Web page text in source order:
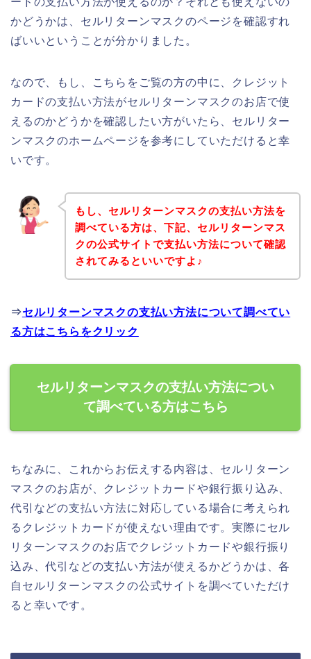
かどうかは、セルリターンマスクのページを確認すれ
ばいいということが分かりました。
なので、もし、こちらをご覧の方の中に、クレジット
カードの支払い方法がセルリターンマスクのお店で使
えるのかどうかを確認したい方がいたら、セルリター
ンマスクのホームページを参考にしていただけると幸
いです。
もし、セルリターンマスクの支払い方法を
調べている方は、下記、セルリターンマス
クの公式サイトで支払い方法について確認
されてみるといいですよ♪
⇒セルリターンマスクの支払い方法について調べてい
る方はこちらをクリック
セルリターンマスクの支払い方法につい
て調べている方はこちら
ちなみに、これからお伝えする内容は、セルリターン
マスクのお店が、クレジットカードや銀行振り込み、
代引などの支払い方法に対応している場合に考えられ
るクレジットカードが使えない理由です。実際にセル
リターンマスクのお店でクレジットカードや銀行振り
込み、代引などの支払い方法が使えるかどうかは、各
自セルリターンマスクの公式サイトを調べていただけ
ると幸いです。